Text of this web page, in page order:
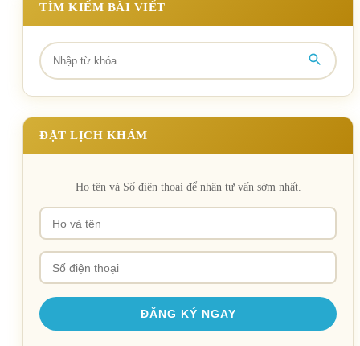
TÌM KIẾM BÀI VIẾT
ĐẶT LỊCH KHÁM
Họ tên và Số điện thoại để nhận tư vấn sớm nhất.